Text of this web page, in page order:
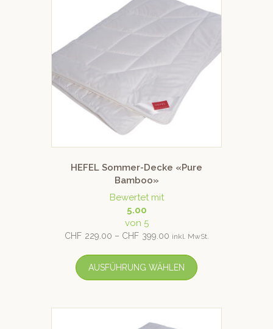
HEFEL Sommer-Decke «Pure
Bamboo»
Bewertet mit
5.00
von 5
CHF 229.00 – CHF 399.00 inkl. MwSt.
AUSFÜHRUNG WÄHLEN